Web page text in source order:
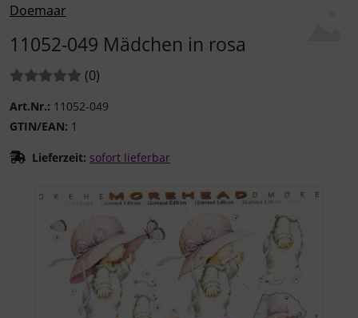
Doemaar
11052-049 Mädchen in rosa
Bewertungen:
(0Bewertungen
)
Art.Nr.: 11052-049
GTIN/EAN: 1
Lieferzeit: sofort lieferbar
Wenn mehr als ein Produktbild existiert, können Sie die